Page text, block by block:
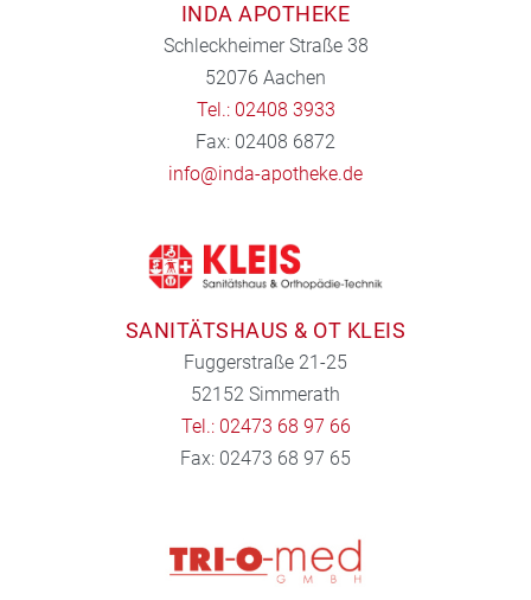
INDA APOTHEKE
Schleckheimer Straße 38
52076 Aachen
Tel.: 02408 3933
Fax: 02408 6872
info@inda-apotheke.de
SANITÄTSHAUS & OT KLEIS
Fuggerstraße 21-25
52152 Simmerath
Tel.: 02473 68 97 66
Fax: 02473 68 97 65